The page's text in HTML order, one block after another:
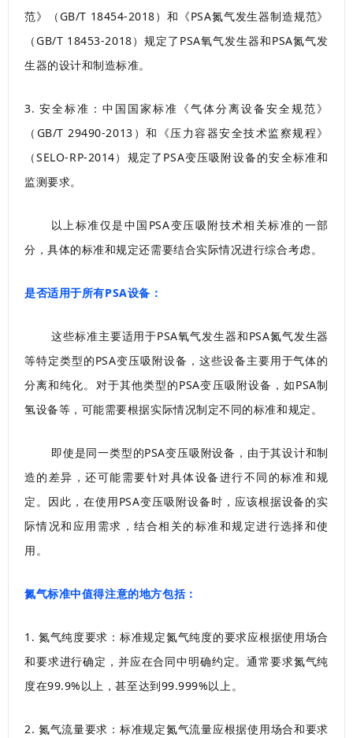
范》（GB/T 18454-2018）和《PSA氮气发生器制造规范》
（GB/T 18453-2018）规定了PSA氧气发生器和PSA氮气发
生器的设计和制造标准。
3. 安全标准：中国国家标准《气体分离设备安全规范》
（GB/T 29490-2013）和《压力容器安全技术监察规程》
（SELO-RP-2014）规定了PSA变压吸附设备的安全标准和
监测要求。
以上标准仅是中国PSA变压吸附技术相关标准的一部
分，具体的标准和规定还需要结合实际情况进行综合考虑。
是否适用于所有PSA设备：
这些标准主要适用于PSA氧气发生器和PSA氮气发生器
等特定类型的PSA变压吸附设备，这些设备主要用于气体的
分离和纯化。对于其他类型的PSA变压吸附设备，如PSA制
氢设备等，可能需要根据实际情况制定不同的标准和规定。
即使是同一类型的PSA变压吸附设备，由于其设计和制
造的差异，还可能需要针对具体设备进行不同的标准和规
定。因此，在使用PSA变压吸附设备时，应该根据设备的实
际情况和应用需求，结合相关的标准和规定进行选择和使
用。
氮气标准中值得注意的地方包括：
1. 氮气纯度要求：标准规定氮气纯度的要求应根据使用场合
和要求进行确定，并应在合同中明确约定。通常要求氮气纯
度在99.9%以上，甚至达到99.999%以上。
2. 氮气流量要求：标准规定氮气流量应根据使用场合和要求